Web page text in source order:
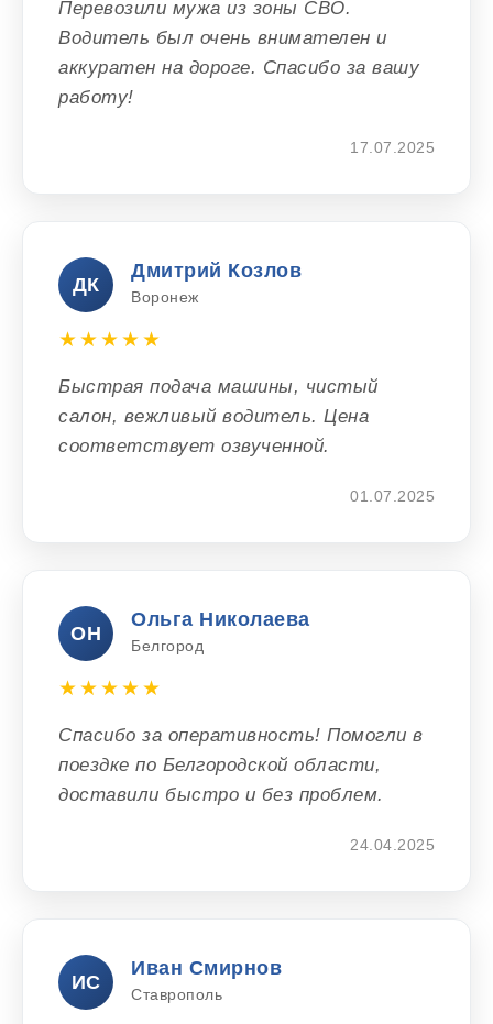
Перевозили мужа из зоны СВО.
Водитель был очень внимателен и
аккуратен на дороге. Спасибо за вашу
работу!
17.07.2025
ДК
Дмитрий Козлов
Воронеж
★★★★★
Быстрая подача машины, чистый
салон, вежливый водитель. Цена
соответствует озвученной.
01.07.2025
ОН
Ольга Николаева
Белгород
★★★★★
Спасибо за оперативность! Помогли в
поездке по Белгородской области,
доставили быстро и без проблем.
24.04.2025
ИС
Иван Смирнов
Ставрополь